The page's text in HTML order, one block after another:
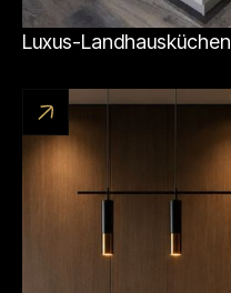
Luxus-Landhausküchen